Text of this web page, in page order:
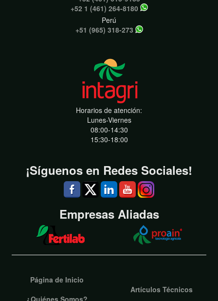
+52 1 (461) 264-8180
Perú
+51 (965) 318-273
Horarios de atención:
Lunes-Viernes
08:00-14:30
15:30-18:00
¡Síguenos en Redes Sociales!
Empresas Aliadas
Página de Inicio
¿Quiénes Somos?
Artículos Técnicos